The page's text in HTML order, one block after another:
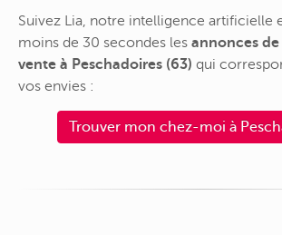
Suivez Lia, notre intelligence artificielle
moins de 30 secondes les annonces
vente à Peschadoires (63) qui
vos envies :
Trouver mon chez-moi à